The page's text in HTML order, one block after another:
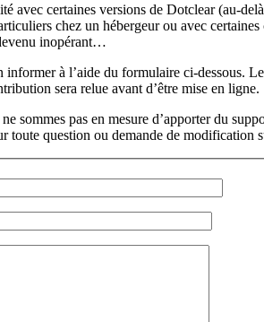
avec certaines versions de Dotclear (au-
chez un hébergeur ou avec
inopérant…
informer à l’aide du formulaire ci-dessous.
sera relue avant d’être mise en ligne.
sommes pas en mesure d’apporter du
toute question ou demande de modification